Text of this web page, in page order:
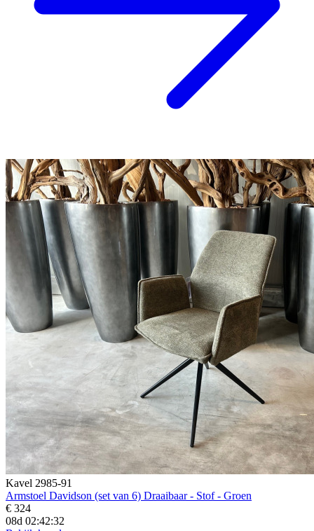
Kavel 2985-91
Armstoel Davidson (set van 6) Draaibaar - Stof - Groen
€ 324
08d 02:42:31